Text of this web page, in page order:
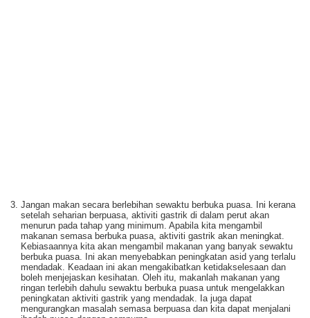
Jangan makan secara berlebihan sewaktu berbuka puasa. Ini kerana
setelah seharian berpuasa, aktiviti gastrik di dalam perut akan
menurun pada tahap yang minimum. Apabila kita mengambil
makanan semasa berbuka puasa, aktiviti gastrik akan meningkat.
Kebiasaannya kita akan mengambil makanan yang banyak sewaktu
berbuka puasa. Ini akan menyebabkan peningkatan asid yang terlalu
mendadak. Keadaan ini akan mengakibatkan ketidakselesaan dan
boleh menjejaskan kesihatan. Oleh itu, makanlah makanan yang
ringan terlebih dahulu sewaktu berbuka puasa untuk mengelakkan
peningkatan aktiviti gastrik yang mendadak. Ia juga dapat
mengurangkan masalah semasa berpuasa dan kita dapat menjalani